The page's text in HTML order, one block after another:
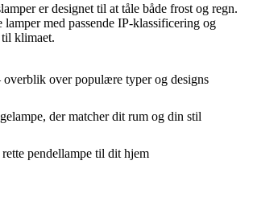
er designet til at tåle både frost og regn.
med passende IP-klassificering og
til klimaet.
over populære typer og designs
der matcher dit rum og din stil
pendellampe til dit hjem